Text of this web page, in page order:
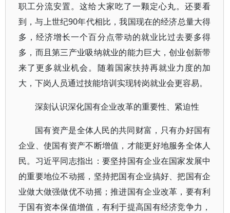
职工分流安置。这给大家吃了一颗定心丸。还要看
到，与上世纪90年代相比，我国现在的经济总量大得
多，经济增长一个百分点带动的就业比过去要多得
多，而且第三产业吸纳就业的能力巨大，创业创新带
来了更多就业机会。随着国家扶持再就业力度的加
大，下岗人员通过技能培训实现转岗就业会更容易。
深刻认识深化国有企业改革的重要性、紧迫性
国有资产是全体人民的共同财富，只有办好国有
企业、使国有资产不断增值，才能更好地服务全体人
民。习近平同志指出：要坚持国有企业在国家发展中
的重要地位不动摇，坚持把国有企业搞好、把国有企
业做大做强做优不动摇；推进国有企业改革，要有利
于国有资本保值增值，有利于提高国有经济竞争力，